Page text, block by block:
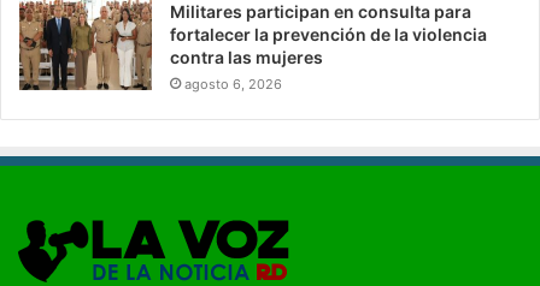
Militares participan en consulta para
fortalecer la prevención de la violencia
contra las mujeres
agosto 6, 2026